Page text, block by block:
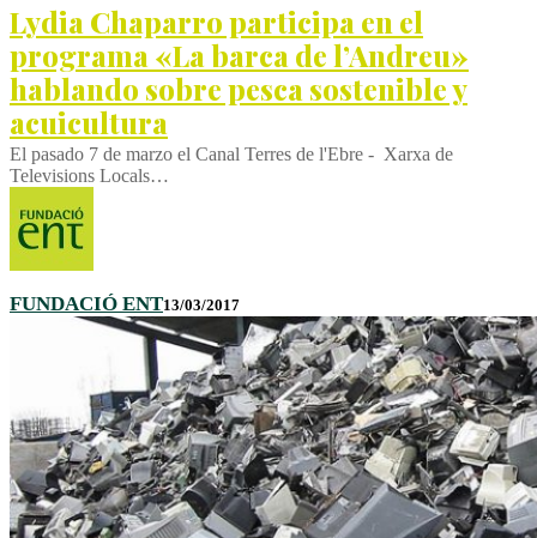
Lydia Chaparro participa en el
programa «La barca de l’Andreu»
hablando sobre pesca sostenible y
acuicultura
El pasado 7 de marzo el Canal Terres de l'Ebre - Xarxa de
Televisions Locals…
FUNDACIÓ ENT13/03/2017